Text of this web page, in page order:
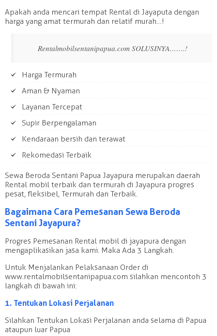
Apakah anda mencari tempat Rental di Jayaputa dengan
harga yang amat termurah dan relatif murah…!
Rentalmobilsentanipapua.com SOLUSINYA…….!
Harga Termurah
Aman & Nyaman
Layanan Tercepat
Supir Berpengalaman
Kendaraan bersih dan terawat
Rekomedasi Terbaik
Sewa Beroda Sentani Papua Jayapura merupakan daerah
Rental mobil terbaik dan termurah di Jayapura progres
pesat, fleksibel, Termurah dan Terbaik.
Bagaimana Cara Pemesanan Sewa Beroda
Sentani Jayapura?
Progres Pemesanan Rental mobil di jayapura dengan
mengaplikasikan jasa kami. Maka Ada 3 Langkah.
Untuk Menjalankan Pelaksanaan Order di
www.rentalmobilsentanipapua.com silahkan mencontoh 3
langkah di bawah ini:
1. Tentukan Lokasi Perjalanan
Silahkan Tentukan Lokasi Perjalanan anda selama di Papua
ataupun luar Papua